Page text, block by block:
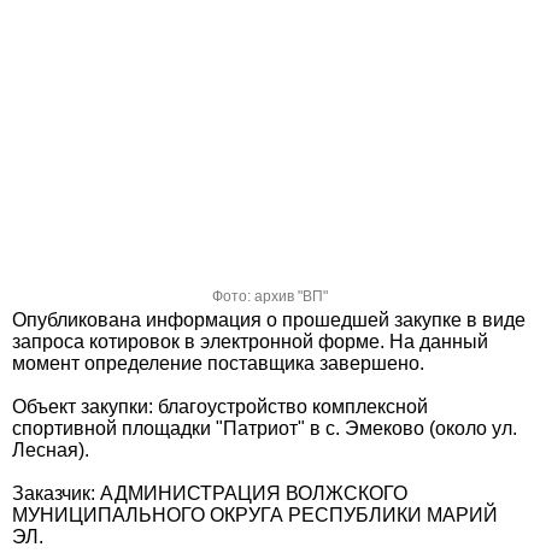
Фото: архив "ВП"
Опубликована информация о прошедшей закупке в виде
запроса котировок в электронной форме. На данный
момент определение поставщика завершено.
Объект закупки: благоустройство комплексной
спортивной площадки "Патриот" в с. Эмеково (около ул.
Лесная).
Заказчик: АДМИНИСТРАЦИЯ ВОЛЖСКОГО
МУНИЦИПАЛЬНОГО ОКРУГА РЕСПУБЛИКИ МАРИЙ
ЭЛ.